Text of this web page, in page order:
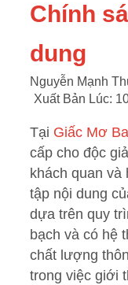
Chính
dung
Nguyễn Mạnh
Xuất Bản Lúc:
Tại Giấc Mơ
cấp cho độc
khách quan
tập nội dung
dựa trên quy
bạch và có hệ
chất lượng
trong việc giới